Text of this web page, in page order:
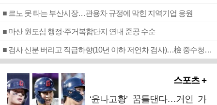
■ 르노 못 타는 부산시장…관용차 규정에 막힌 지역기업 응원
■ 마산 원도심 행정·주거복합단지 연내 준공 수순
■ 검사 신분 버리고 직급하향(10년 이하 저연차 검사)…檢 중수청행 기피
스포츠 +
‘윤나고황’ 꿈틀댄다…거인 가